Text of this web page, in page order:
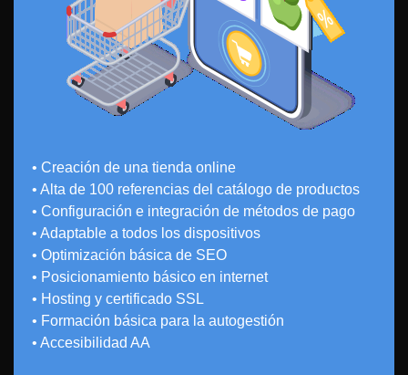
• Creación de una tienda online
• Alta de 100 referencias del catálogo de productos
• Configuración e integración de métodos de pago
• Adaptable a todos los dispositivos
• Optimización básica de SEO
• Posicionamiento básico en internet
• Hosting y certificado SSL
• Formación básica para la autogestión
• Accesibilidad AA